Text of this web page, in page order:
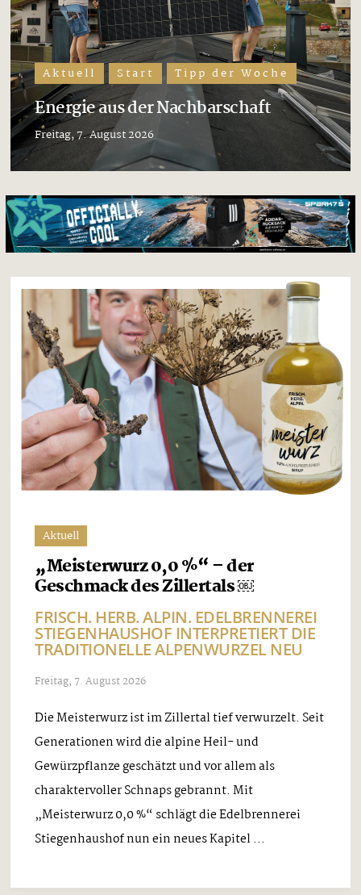
Aktuell Start Tipp der Woche
Energie aus der Nachbarschaft
Freitag, 7. August 2026
Aktuell
„Meisterwurz 0,0 %“ – der
Geschmack des Zillertals ￼
FRISCH. HERB. ALPIN. EDELBRENNEREI
STIEGENHAUSHOF INTERPRETIERT DIE
TRADITIONELLE ALPENWURZEL NEU
Freitag, 7. August 2026
Die Meisterwurz ist im Zillertal tief verwurzelt. Seit
Generationen wird die alpine Heil- und
Gewürzpflanze geschätzt und vor allem als
charaktervoller Schnaps gebrannt. Mit
„Meisterwurz 0,0 %“ schlägt die Edelbrennerei
Stiegenhaushof nun ein neues Kapitel ...